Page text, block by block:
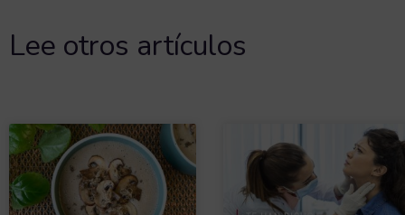
Lee otros artículos